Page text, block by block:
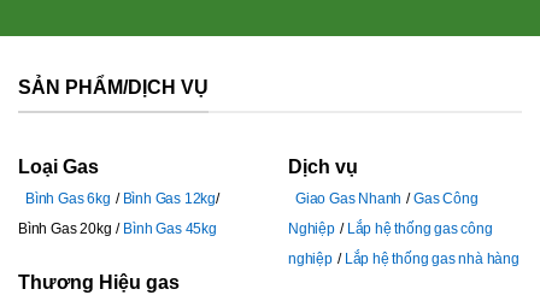
SẢN PHẨM/DỊCH VỤ
Loại Gas
Bình Gas 6kg
Bình Gas 12kg
Bình Gas 20kg
Bình Gas 45kg
Thương Hiệu gas
Dịch vụ
Giao Gas Nhanh
Gas Công
Nghiệp
Lắp hệ thống gas công
nghiệp
Lắp hệ thống gas nhà hàng